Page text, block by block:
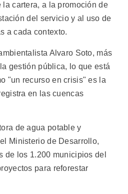
la cartera, a la promoción de
del servicio y al uso de
a cada contexto.
Alvaro Soto, más
gestión pública, lo que está
"un recurso en crisis" es la
en las cuencas
de agua potable y
Ministerio de Desarrollo,
de los 1.200 municipios del
para reforestar